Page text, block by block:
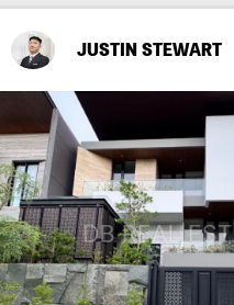
JUSTIN STEWART